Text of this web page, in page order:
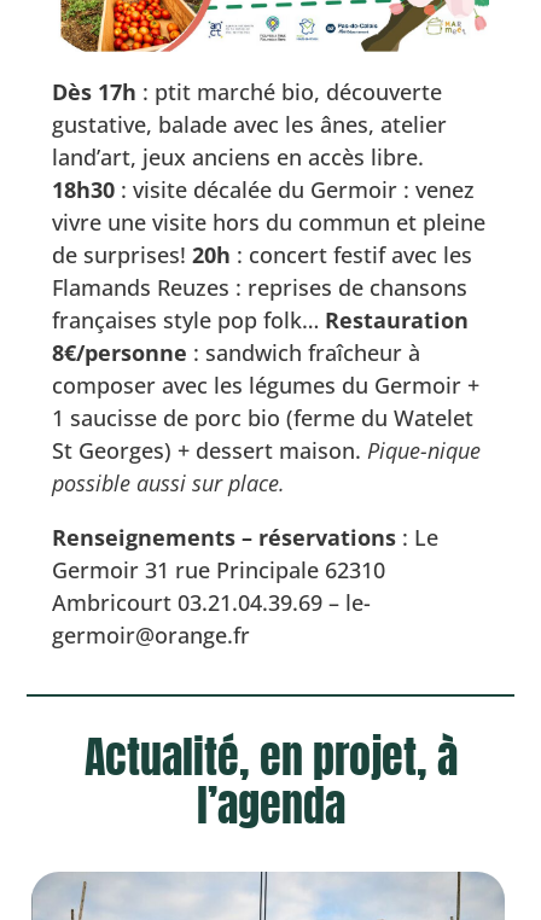
Dès 17h : ptit marché bio, découverte
gustative, balade avec les ânes, atelier
land’art, jeux anciens en accès libre.
18h30: visite décalée du Germoir : venez
vivre une visite hors du commun et pleine
de surprises! 20h : concert festif avec les
Flamands Reuzes : reprises de chansons
françaises style pop folk… Restauration
8€/personne : sandwich fraîcheur à
composer avec les légumes du Germoir +
1 saucisse de porc bio (ferme du Watelet
St Georges) + dessert maison. Pique-nique
possible aussi sur place.
Renseignements – réservations: Le
Germoir 31 rue Principale 62310
Ambricourt 03.21.04.39.69 – le-
germoir@orange.fr
Actualité, en projet, à
l’agenda